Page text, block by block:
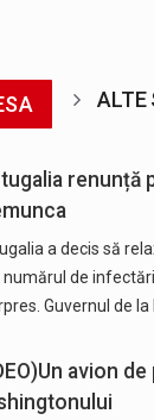
ALTE
renunță
a decis să
numărul de
Guvernul de la
avion